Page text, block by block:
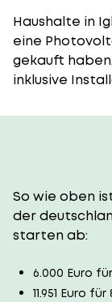
Haushalte in
eine
gekauft
inklusive
So wie oben
der
starten ab:
6.000 Euro
11.951 Euro